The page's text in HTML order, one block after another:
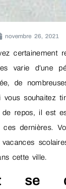
novembre 26, 2021
certainement
varie d’une
de
souhaitez
repos, il est
ces dernières.
cette ville.
se